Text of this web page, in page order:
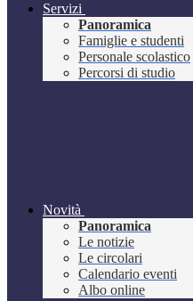
Servizi
Panoramica
Famiglie e studenti
Personale scolastico
Percorsi di studio
Novità
Panoramica
Le notizie
Le circolari
Calendario eventi
Albo online